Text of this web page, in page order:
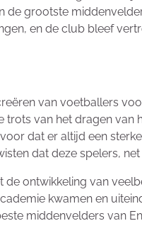
grootste
en de club bleef
van voetballers
van het dragen van
dat er altijd een
dat deze spelers,
ontwikkeling van
kwamen en
middenvelders van